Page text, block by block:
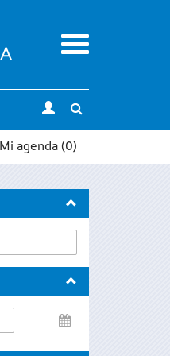
Menu
search
Mi agenda (0)